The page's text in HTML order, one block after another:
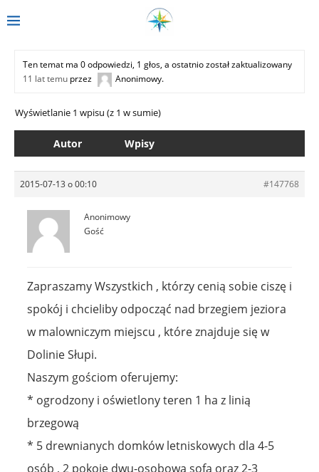
Ten temat ma 0 odpowiedzi, 1 głos, a ostatnio został zaktualizowany
11 lat temu przez Anonimowy.
Wyświetlanie 1 wpisu (z 1 w sumie)
Autor Wpisy
2015-07-13 o 00:10 #147768
Anonimowy
Gość
Zapraszamy Wszystkich , którzy cenią sobie ciszę i
spokój i chcieliby odpocząć nad brzegiem jeziora
w malowniczym miejscu , które znajduje się w
Dolinie Słupi.
Naszym gościom oferujemy:
* ogrodzony i oświetlony teren 1 ha z linią
brzegową
* 5 drewnianych domków letniskowych dla 4-5
osób , 2 pokoje dwu-osobowa sofa oraz 2-3